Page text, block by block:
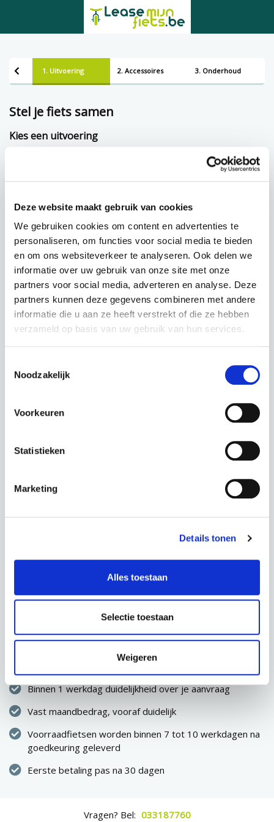
Deze website maakt gebruik van cookies
We gebruiken cookies om content en advertenties te
personaliseren, om functies voor social media te bieden
en om ons websiteverkeer te analyseren. Ook delen we
informatie over uw gebruik van onze site met onze
partners voor social media, adverteren en analyse. Deze
partners kunnen deze gegevens combineren met andere
informatie die u aan ze heeft verstrekt of die ze hebben
verzameld op basis van uw gebruik van hun services.
Noodzakelijk
Voorkeuren
Statistieken
Marketing
Details tonen
Alles toestaan
Selectie toestaan
Weigeren
1. Uitvoering 2. Accessoires 3. Onderhoud
Stel je fiets samen
Kies een uitvoering
Lening op afbetaling bij Lease-mijn-fiets.be
kleur: Moonstonegrey Matt
114,05 p.m.
Deze fiets in een andere kleur :
Periode
60 Maanden
CONFIGURATIE OPSLAAN
Direct eigenaar van de fiets
Geen eenmalige hoge uitgave
Binnen 1 werkdag duidelijkheid over je aanvraag
Vast maandbedrag, vooraf duidelijk
Voorraadfietsen worden binnen 7 tot 10 werkdagen na
goedkeuring geleverd
Eerste betaling pas na 30 dagen
Vragen? Bel: 033187760